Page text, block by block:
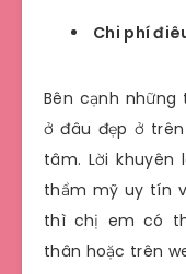
Chi phí
Bên cạnh
ở đâu đẹp ở
tâm. Lời
thẩm mỹ uy tín
thì chị em có
thân hoặc trên